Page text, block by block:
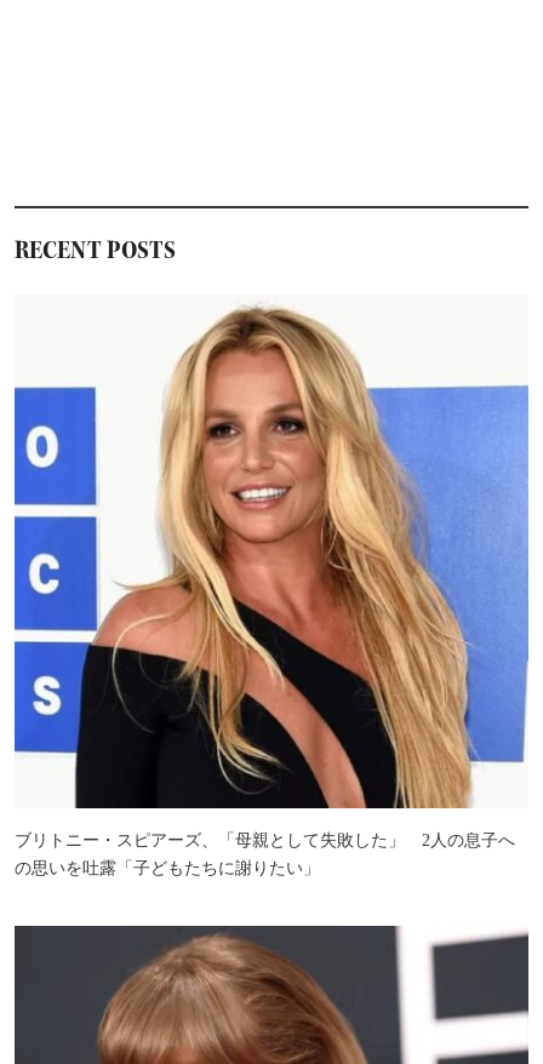
RECENT POSTS
ブリトニー・スピアーズ、「母親として失敗した」 2人の息子へ
の思いを吐露「子どもたちに謝りたい」